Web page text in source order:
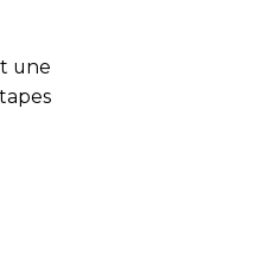
une